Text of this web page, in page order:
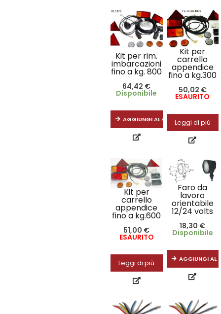
Kit per rim.
imbarcazioni
fino a kg. 800
64,42 €
Disponibile
AGGIUNGI AL CARRELLO
Kit per
carrello
appendice
fino a kg.300
50,02 €
ESAURITO
Leggi di più
Kit per
carrello
appendice
fino a kg.600
51,00 €
ESAURITO
Leggi di più
Faro da
lavoro
orientabile
12/24 volts
18,30 €
Disponibile
AGGIUNGI AL